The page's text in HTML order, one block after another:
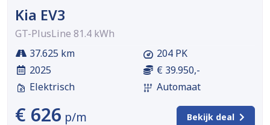
Kia EV3
GT-PlusLine 81.4 kWh
37.625 km
2025
Elektrisch
204 PK
€ 39.950,-
Automaat
€ 626 p/m Bekijk deal